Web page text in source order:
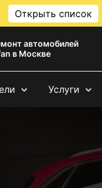
Открыть список
автомобилей
в Москве
Услуги